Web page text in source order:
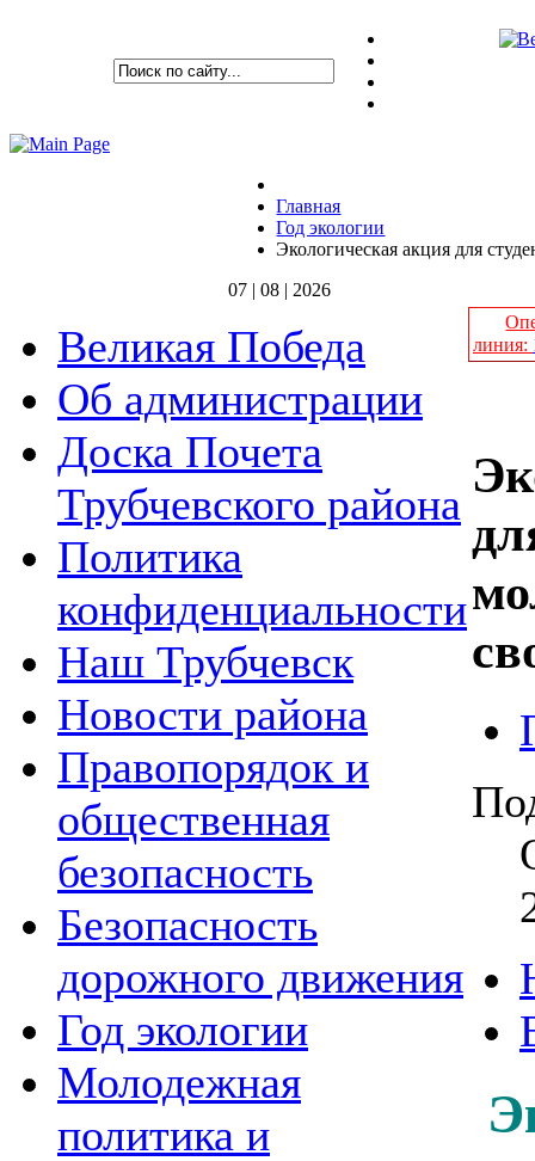
Главная
Год экологии
Экологическая акция для
07 | 08 | 2026
Великая Победа
Об администрации
Доска Почета
Трубчевского района
Политика
конфиденциальности
Наш Трубчевск
Новости района
Правопорядок и
общественная
безопасность
Безопасность
дорожного движения
Год экологии
Молодежная
политика и
линия: